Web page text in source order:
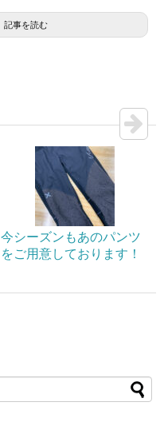
記事を読む
今シーズンもあのパンツ
をご用意しております！